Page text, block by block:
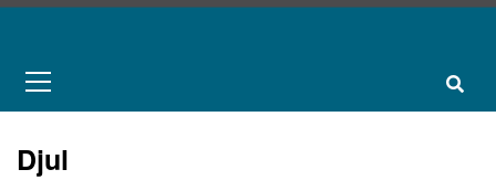
Menu
Djul